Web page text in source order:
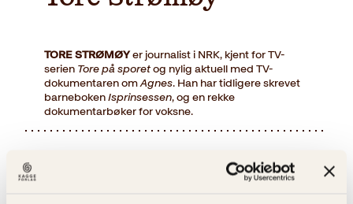
TORE STRØMØYer journalist i NRK, kjent for TV-
serien Tore på sporetog nylig aktuell med TV-
dokumentaren omAgnes. Han har tidligere skrevet
barnebokenIsprinsessen, og en rekke
dokumentarbøker for voksne.